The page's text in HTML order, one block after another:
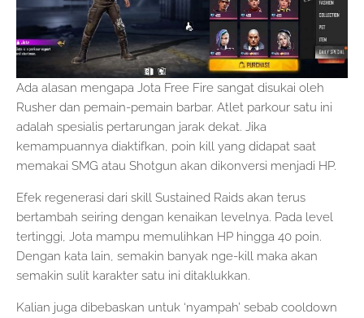
Ada alasan mengapa Jota Free Fire sangat disukai oleh
Rusher dan pemain-pemain barbar. Atlet parkour satu ini
adalah spesialis pertarungan jarak dekat. Jika
kemampuannya diaktifkan, poin kill yang didapat saat
memakai SMG atau Shotgun akan dikonversi menjadi HP.
Efek regenerasi dari skill Sustained Raids akan terus
bertambah seiring dengan kenaikan levelnya. Pada level
tertinggi, Jota mampu memulihkan HP hingga 40 poin.
Dengan kata lain, semakin banyak nge-kill maka akan
semakin sulit karakter satu ini ditaklukkan.
Kalian juga dibebaskan untuk ‘nyampah’ sebab cooldown